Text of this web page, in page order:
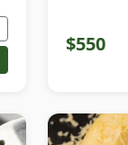
$550